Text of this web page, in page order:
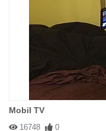
Mobil TV
16748 0